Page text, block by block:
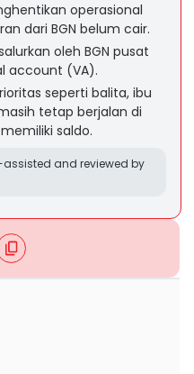
operasional
dari BGN belum cair.
oleh BGN pusat
account (VA).
seperti balita, ibu
tetap berjalan di
saldo.
and reviewed by